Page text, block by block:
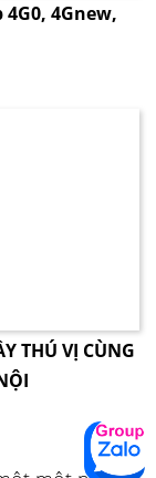
4Gnew,
THÚ VỊ CÙNG